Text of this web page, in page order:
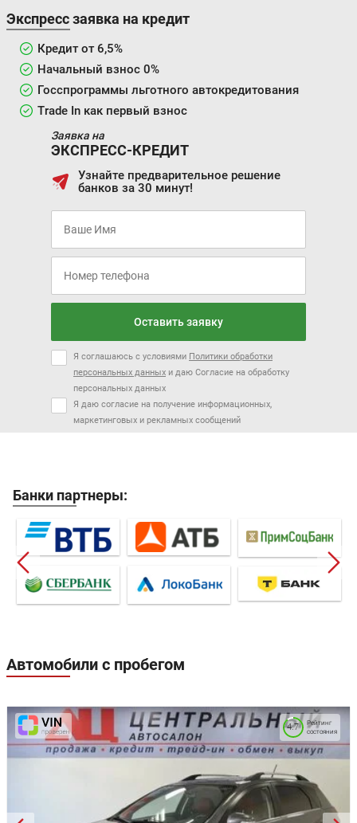
Экспресс заявка на кредит
Кредит от 6,5%
Начальный взнос 0%
Госспрограммы льготного автокредитования
Trade In как первый взнос
Заявка на
ЭКСПРЕСС-КРЕДИТ
Узнайте предварительное решение
банков за 30 минут!
Оставить заявку
Я соглашаюсь с условиями Политики обработки
персональных данных и даю Согласие на обработку
персональных данных
Я даю согласие на получение информационных,
маркетинговых и рекламных сообщений
Банки партнеры:
Автомобили с пробегом
Рейтинг
состояния
4.7